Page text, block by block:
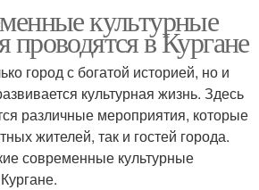
культурные
проводятся в Кургане
город с богатой историей, но и
культурная жизнь. Здесь
различные мероприятия, которые
жителей, так и гостей города.
современные культурные